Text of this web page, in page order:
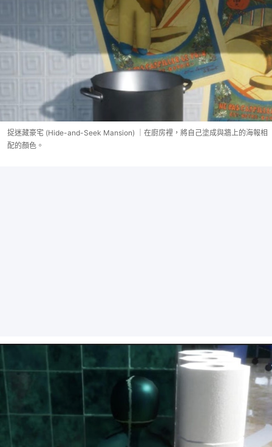
捉迷藏豪宅 (Hide-and-Seek Mansion) ｜在廚房裡，將自己塗成與牆上的海報相
配的顏色。